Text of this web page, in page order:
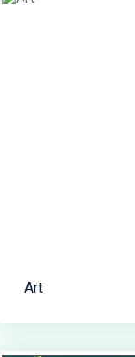
Art